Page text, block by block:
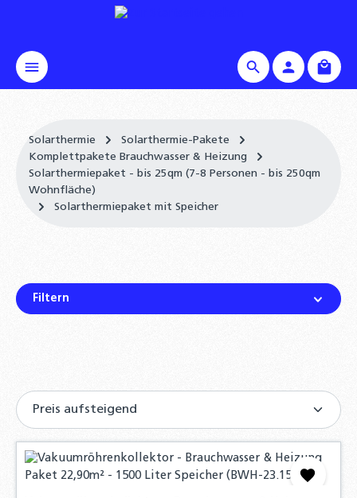
Solarthermie
Solarthermie-Pakete
Komplettpakete Brauchwasser & Heizung
Solarthermiepaket - bis 25qm (7-8 Personen - bis 250qm
Wohnfläche)
Solarthermiepaket mit Speicher
Filtern